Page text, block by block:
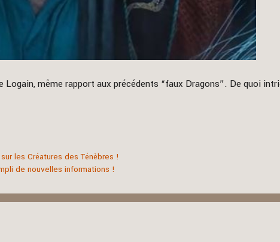
même rapport aux précédents “faux Dragons”. De quoi
les Créatures des Ténèbres !
de nouvelles informations !